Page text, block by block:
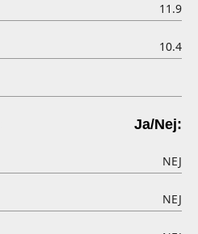
11.9
10.4
Ja/Nej:
NEJ
NEJ